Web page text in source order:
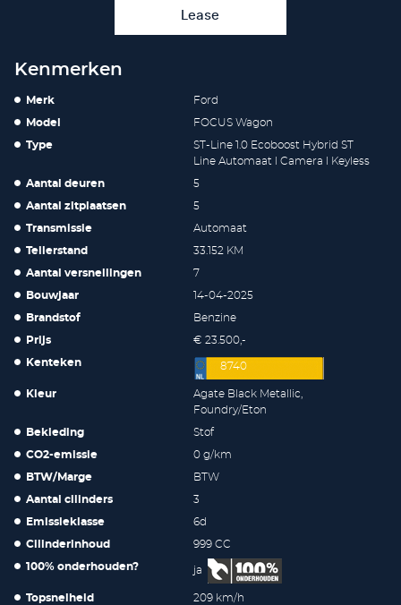
Lease
Kenmerken
Merk Ford
Model FOCUS Wagon
Type
ST-Line 1.0 Ecoboost Hybrid ST
Line Automaat l Camera l Keyless
Aantal deuren 5
Aantal zitplaatsen 5
Transmissie Automaat
Tellerstand 33.152 KM
Aantal versnellingen 7
Bouwjaar 14-04-2025
Brandstof Benzine
Prijs € 23.500,-
Kenteken 8740
Kleur
Agate Black Metallic,
Foundry/Eton
Bekleding Stof
CO2-emissie 0 g/km
BTW/Marge BTW
Aantal cilinders 3
Emissieklasse 6d
Cilinderinhoud 999 CC
100% onderhouden? ja
Topsnelheid 209 km/h